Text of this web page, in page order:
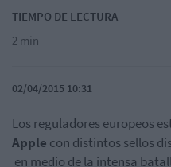
TIEMPO DE LECTURA
2 min
02/04/2015 10:31
Los reguladores europeos
Apple con distintos sellos
en medio de la intensa